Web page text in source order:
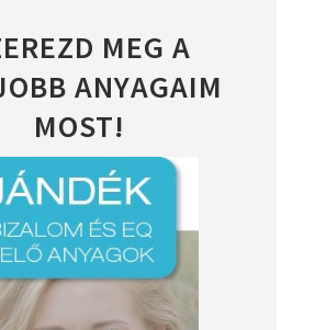
MEG A
ANYAGAIM
MOST!